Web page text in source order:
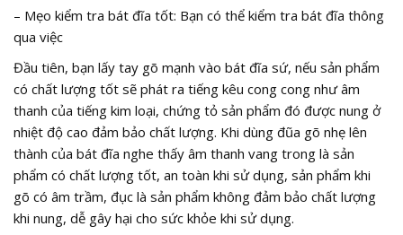
– Mẹo kiểm tra bát đĩa tốt: Bạn có thể kiểm tra bát đĩa thông
qua việc
Đầu tiên, bạn lấy tay gõ mạnh vào bát đĩa sứ, nếu sản phẩm
có chất lượng tốt sẽ phát ra tiếng kêu cong cong như âm
thanh của tiếng kim loại, chứng tỏ sản phẩm đó được nung ở
nhiệt độ cao đảm bảo chất lượng. Khi dùng đũa gõ nhẹ lên
thành của bát đĩa nghe thấy âm thanh vang trong là sản
phẩm có chất lượng tốt, an toàn khi sử dụng, sản phẩm khi
gõ có âm trầm, đục là sản phẩm không đảm bảo chất lượng
khi nung, dễ gây hại cho sức khỏe khi sử dụng.